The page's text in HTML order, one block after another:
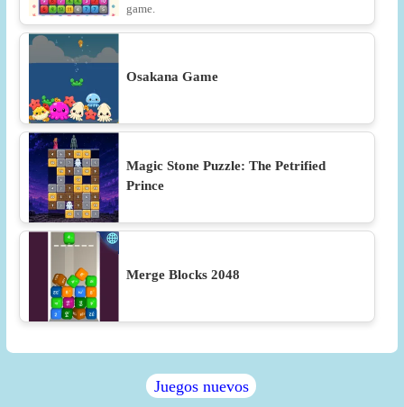
game.
Osakana Game
Magic Stone Puzzle: The Petrified
Prince
Merge Blocks 2048
Juegos nuevos